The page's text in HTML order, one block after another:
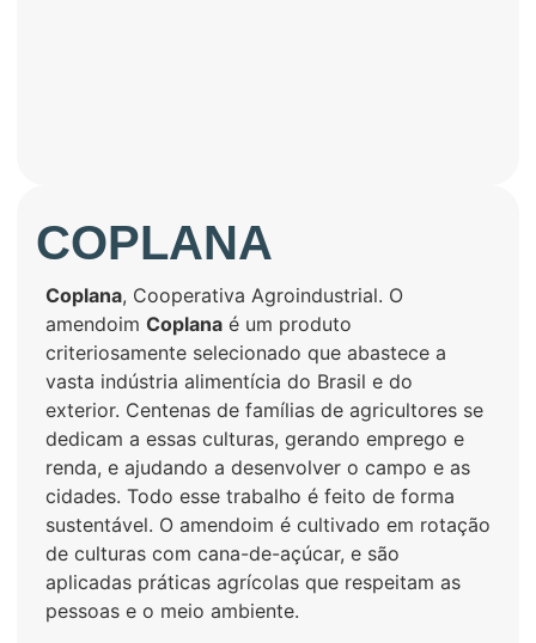
COPLANA
Coplana, Cooperativa Agroindustrial. O
amendoim Coplana é um produto
criteriosamente selecionado que abastece a
vasta indústria alimentícia do Brasil e do
exterior. Centenas de famílias de agricultores se
dedicam a essas culturas, gerando emprego e
renda, e ajudando a desenvolver o campo e as
cidades. Todo esse trabalho é feito de forma
sustentável. O amendoim é cultivado em rotação
de culturas com cana-de-açúcar, e são
aplicadas práticas agrícolas que respeitam as
pessoas e o meio ambiente.